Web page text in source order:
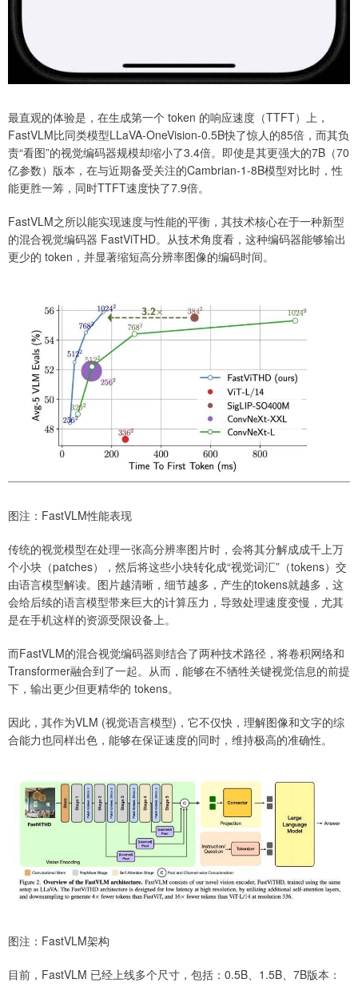
最直观的体验是，在生成第一个 token 的响应速度（TTFT）上，
FastVLM比同类模型LLaVA-OneVision-0.5B快了惊人的85倍，而其负
责“看图”的视觉编码器规模却缩小了3.4倍。即使是其更强大的7B（70
亿参数）版本，在与近期备受关注的Cambrian-1-8B模型对比时，性
能更胜一筹，同时TTFT速度快了7.9倍。
FastVLM之所以能实现速度与性能的平衡，其技术核心在于一种新型
的混合视觉编码器 FastViTHD。从技术角度看，这种编码器能够输出
更少的 token，并显著缩短高分辨率图像的编码时间。
图注：FastVLM性能表现
传统的视觉模型在处理一张高分辨率图片时，会将其分解成成千上万
个小块（patches），然后将这些小块转化成“视觉词汇”（tokens）交
由语言模型解读。图片越清晰，细节越多，产生的tokens就越多，这
会给后续的语言模型带来巨大的计算压力，导致处理速度变慢，尤其
是在手机这样的资源受限设备上。
而FastVLM的混合视觉编码器则结合了两种技术路径，将卷积网络和
Transformer融合到了一起。从而，能够在不牺牲关键视觉信息的前提
下，输出更少但更精华的 tokens。
因此，其作为VLM (视觉语言模型)，它不仅快，理解图像和文字的综
合能力也同样出色，能够在保证速度的同时，维持极高的准确性。
图注：FastVLM架构
目前，FastVLM 已经上线多个尺寸，包括：0.5B、1.5B、7B版本：